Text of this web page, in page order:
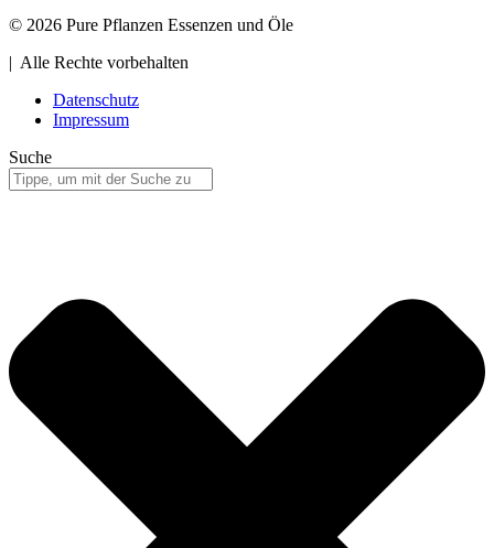
© 2026 Pure Pflanzen Essenzen und Öle
| Alle Rechte vorbehalten
Datenschutz
Impressum
Suche